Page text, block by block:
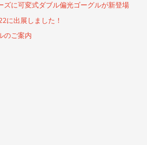
ズに可変式ダブル偏光ゴーグルが新登場
に出展しました！
のご案内